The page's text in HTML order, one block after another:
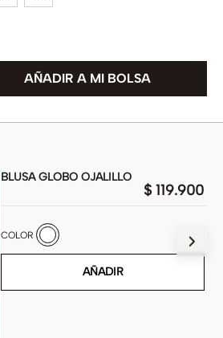
BLUSA GLOBO OJALILLO
$ 119.900
COLOR
AÑADIR